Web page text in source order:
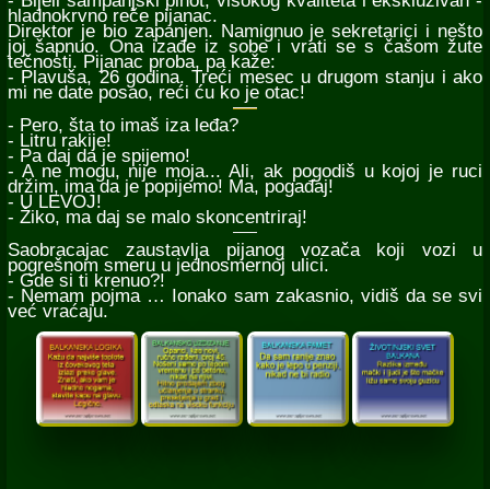
hladnokrvno reče pijanac.
Direktor je bio zapanjen. Namignuo je sekretarici i nešto
joj šapnuo. Ona izađe iz sobe i vrati se s čašom žute
tečnosti. Pijanac proba, pa kaže:
- Plavuša, 26 godina. Treći mesec u drugom stanju i ako
mi ne date posao, reći ću ko je otac!
- Pero, šta to imaš iza leđa?
- Litru rakije!
- Pa daj da je spijemo!
- A ne mogu, nije moja... Ali, ak pogodiš u kojoj je ruci
držim, ima da je popijemo! Ma, pogađaj!
- U LEVOJ!
- Žiko, ma daj se malo skoncentriraj!
Saobracajac zaustavlja pijanog vozača koji vozi u
pogrešnom smeru u jednosmernoj ulici.
- Gde si ti krenuo?!
- Nemam pojma … Ionako sam zakasnio, vidiš da se svi
već vraćaju.